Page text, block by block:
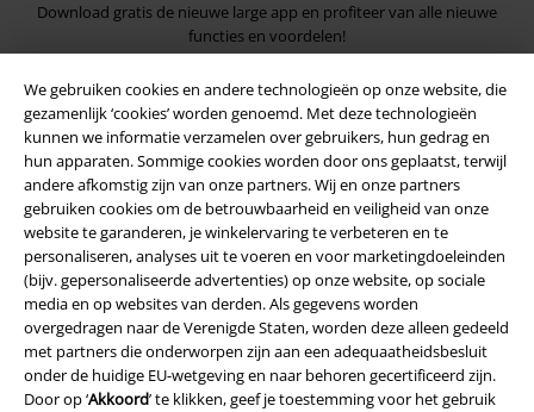
We gebruiken cookies en andere technologieën op onze website, die
gezamenlijk ‘cookies’ worden genoemd. Met deze technologieën
kunnen we informatie verzamelen over gebruikers, hun gedrag en
hun apparaten. Sommige cookies worden door ons geplaatst, terwijl
andere afkomstig zijn van onze partners. Wij en onze partners
gebruiken cookies om de betrouwbaarheid en veiligheid van onze
website te garanderen, je winkelervaring te verbeteren en te
personaliseren, analyses uit te voeren en voor marketingdoeleinden
(bijv. gepersonaliseerde advertenties) op onze website, op sociale
media en op websites van derden. Als gegevens worden
overgedragen naar de Verenigde Staten, worden deze alleen gedeeld
met partners die onderworpen zijn aan een adequaatheidsbesluit
onder de huidige EU-wetgeving en naar behoren gecertificeerd zijn.
Door op ‘Akkoord’ te klikken, geef je toestemming voor het gebruik
Download gratis de nieuwe large app en profiteer van alle nieuwe
functies en voordelen!
A Warner Music Group Company
Beveiliging